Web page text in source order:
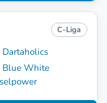
C-Liga
Dartaholics
Blue White